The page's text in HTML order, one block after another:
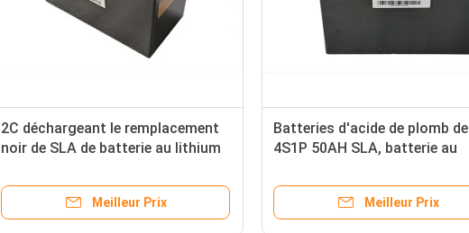
2C déchargeant le remplacement
noir de SLA de batterie au lithium
fourgon de campeur
Meilleur Prix
Batteries d'acide de plomb de
4S1P 50AH SLA, batterie au
BMS
Meilleur Prix